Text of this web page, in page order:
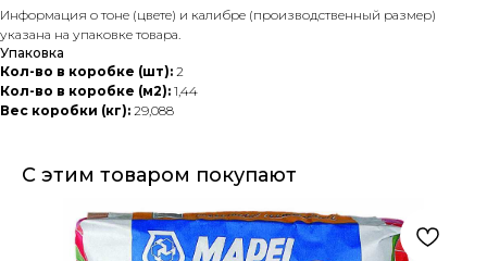
Информация о тоне (цвете) и калибре (производственный размер)
указана на упаковке товара.
Упаковка
Кол-во в коробке (шт): 2
Кол-во в коробке (м2): 1,44
Вес коробки (кг): 29,088
С этим товаром покупают